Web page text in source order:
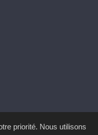
priorité. Nous utilisons